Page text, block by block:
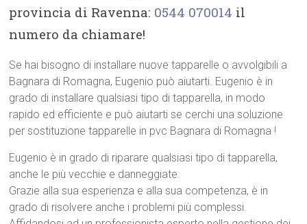
provincia di Ravenna: 0544 070014 il
numero da chiamare!
Se hai bisogno di installare nuove tapparelle o avvolgibili a
Bagnara di Romagna, Eugenio può aiutarti. Eugenio è in
grado di installare qualsiasi tipo di tapparella, in modo
rapido ed efficiente e può aiutarti se cerchi una soluzione
per sostituzione tapparelle in pvc Bagnara di Romagna !
Eugenio è in grado di riparare qualsiasi tipo di tapparella,
anche le più vecchie e danneggiate.
Grazie alla sua esperienza e alla sua competenza, è in
grado di risolvere anche i problemi più complessi.